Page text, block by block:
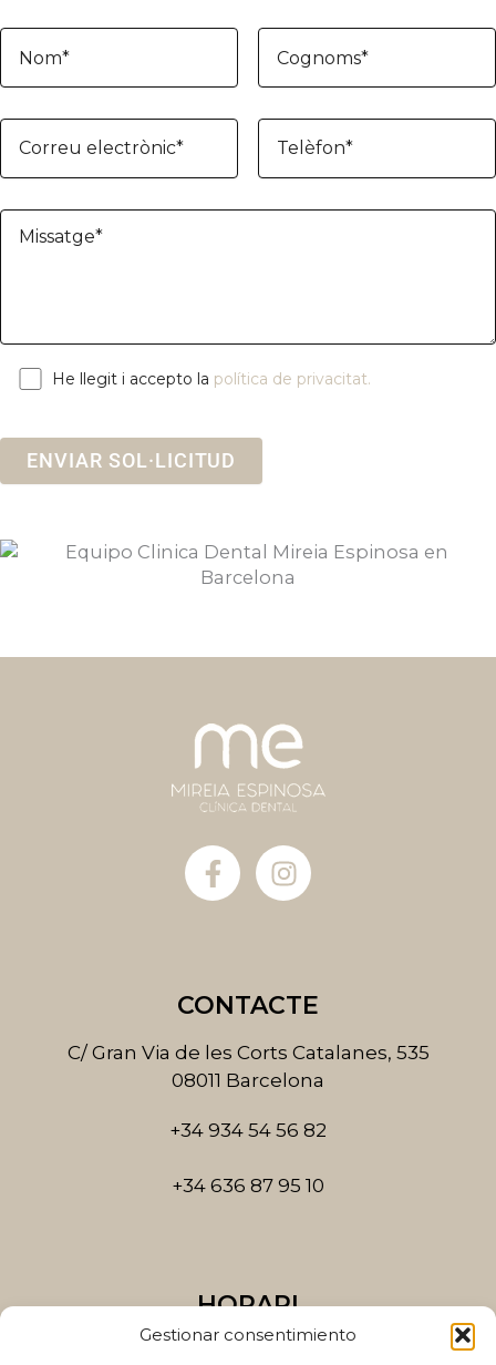
Gestionar consentimiento
He llegit i accepto la política de privacitat.
F
a
o
o
k
-
I
n
g
r
a
m
CONTACTE
C/ Gran Via de les Corts Catalanes, 535
08011 Barcelona
+34 934 54 56 82
+34 636 87 95 10
HORARI